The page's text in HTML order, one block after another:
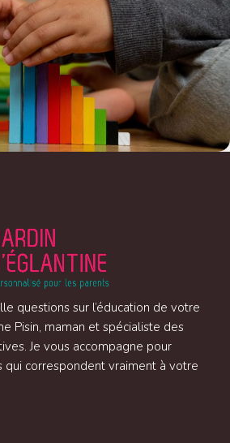
questions sur l’éducation de votre
Pisin, maman et spécialiste des
Je vous accompagne pour
qui correspondent vraiment à votre